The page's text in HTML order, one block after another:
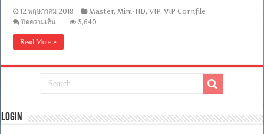
12 พฤษภาคม 2018 Master, Mini-HD,VIP,VIP Cornfile
ปิดความเห็น
1080P]
Family
(2016)
แมน
5,640
Read More »
Login